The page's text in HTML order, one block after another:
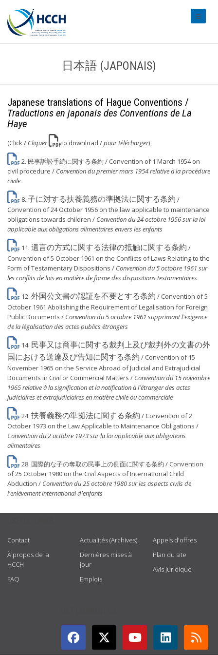
日本語 (JAPONAIS)
Japanese translations of Hague Conventions /
Traductions en japonais des Conventions de La
Haye
(Click / Cliquer to download /pour télécharger)
2. 民事訴訟手続に関する条約 / Convention of 1 March 1954 on
civil procedure / Convention du premier mars 1954 relative à la procédure
civile
8. 子に対する扶養義務の準拠法に関する条約 /
Convention of 24 October 1956 on the law applicable to maintenance
obligations towards children / Convention du 24 octobre 1956 sur la loi
applicable aux obligations alimentaires envers les enfants
11. 遺言の方式に関する法律の抵触に関する条約 /
Convention of 5 October 1961 on the Conflicts of Laws Relating to the
Form of Testamentary Dispositions / Convention du 5 octobre 1961 sur
les conflits de lois en matière de forme des dispositions testamentaires
12. 外国公文書の認証を不要とする条約 / Convention of 5
October 1961 Abolishing the Requirement of Legalisation for Foreign
Public Documents / Convention du 5 octobre 1961 supprimant l'exigence
de la légalisation des actes publics étrangers
14. 民事又は商事に関する裁判上及び裁判外の文書の外
国における送達及び告知に関する条約 / Convention of 15
November 1965 on the Service Abroad of Judicial and Extrajudicial
Documents in Civil or Commercial Matters / Convention du 15 novembre
1965 relative à la signification et la notification à l'étranger des actes
judiciaires et extrajudiciaires en matière civile ou commerciale
24. 扶養義務の準拠法に関する条約 / Convention of 2
October 1973 on the Law Applicable to Maintenance Obligations /
Convention du 2 octobre 1973 sur la loi applicable aux obligations
alimentaires
28. 国際的な子の奪取の民事上の側面に関する条約 / Convention
of 25 October 1980 on the Civil Aspects of International Child
Abduction / Convention du 25 octobre 1980 sur les aspects civils de
l'enlèvement international d'enfants
Contact
À propos de la
HCCH
FAQ
Actualités (Archives)
Dernières mises à
jour
Emplois
Appels d'offres
Plan du site
Avis juridique